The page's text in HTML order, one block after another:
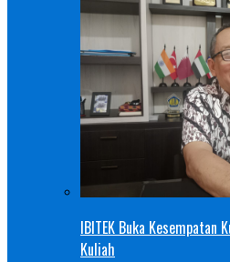
IBITEK Buka Kesempatan
Kuliah